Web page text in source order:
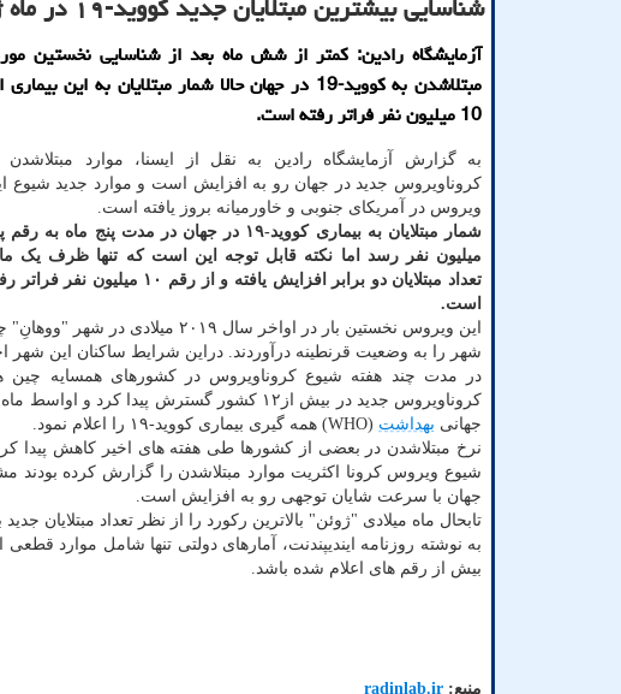
آزمایشگاه رادین: كمتر از شش ماه بعد از شناسایی نخستین
مبتلاشدن به كووید-19 در جهان حالا شمار مبتلایان به این
10 میلیون نفر فراتر رفته است.
به گزارش آزمایشگاه رادین به نقل از ایسنا، موارد مبتلاشدن
کروناویروس جدید در جهان رو به افزایش است و موارد جدید شیوع
ویروس در آمریکای جنوبی و خاورمیانه بروز یافته است.
شمار مبتلایان به بیماری کووید-۱۹ در جهان در مدت پنج ماه به
میلیون نفر رسد اما نکته قابل توجه این است که تنها ظرف یک
تعداد مبتلایان دو برابر افزایش یافته و از رقم ۱۰ میلیون نفر
است.
این ویروس نخستین بار در اواخر
شهر را به وضعیت قرنطینه درآوردند. دراین شرایط ساکنان این
در مدت چند هفته شیوع کروناویروس در کشورهای همسایه
کروناویروس جدید در بیش از۱۲ کشور گسترش
جهانی بهداشت (WHO) همه گیری بیماری کووید-۱۹ را اعلام نمود.
نرخ مبتلاشدن در بعضی از کشورها طی هفته های اخیر کاهش پیدا
شیوع ویروس کرونا اکثریت موارد مبتلاشدن را گزارش کرده بودند
جهان با سرعت شایان توجهی رو به افزایش است.
تابحال ماه میلادی "ژوئن" بالاترین رکورد را از نظر تعداد مبتلایان جدید به کووید-۱۹ در
به نوشته روزنامه ایندیپندنت، آمارهای دولتی تنها شامل موارد
بیش از رقم های اعلام شده باشد.
منبع: radinlab.ir